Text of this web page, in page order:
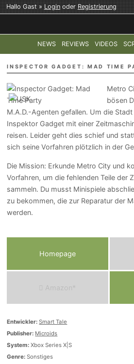
Hallo Gast »LoginoderRegistrierung
NEWS REVIEWS VIDEOS
TOP-THEMEN: COD: MODERN
INSPECTOR GADGET: MAD TIME
Metro
bösen
M.A.D.-Agenten gefallen. Um die
Inspektor Gadget mit einer
reisen. Leider geht dies schief und
sich seine Vorfahren plötzlich in der
Die Mission: Erkunde Metro City und
Vorfahren, um die fehlenden Teile der
sammeln. Du musst Minispiele
zu bekommen, die zur Reparatur der
werden.
Homepage
Amazon*
Entwickler: Smart Tale
Publisher: Microids
System: Xbox Series X|S
Genre: Sonstiges